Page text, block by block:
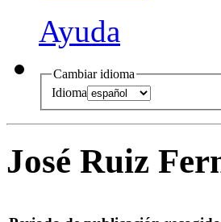
Ayuda
Cambiar idioma
Idioma
José Ruiz